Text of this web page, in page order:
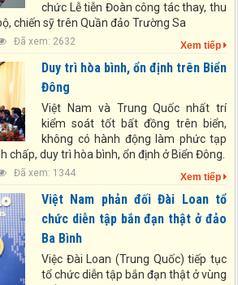
chức Lễ tiễn Đoàn công tác thay, thu
chiến sỹ trên Quần đảo Trường Sa
Đã xem: 2632 Xem tiếp
Duy trì hòa bình, ổn định trên Biển
Đông
Việt Nam và Trung Quốc nhất trí
kiểm soát tốt bất đồng trên biển,
không có hành động làm phức tạp
chấp, duy trì hòa bình, ổn định ở Biển Đông.
Đã xem: 1344 Xem tiếp
Việt Nam phản đối Đài Loan tổ
chức diễn tập bắn đạn thật ở đảo
Ba Bình
Việc Đài Loan (Trung Quốc) tiếp tục
tổ chức diễn tập bắn đạn thật ở vùng